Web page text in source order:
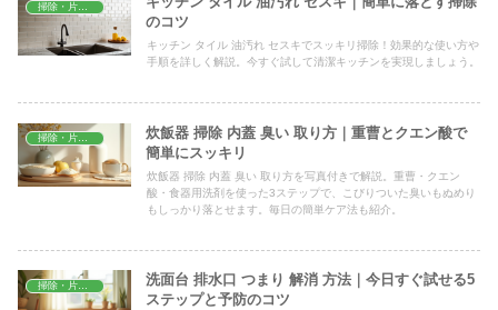
のコツ
キッチン タイル 油汚れ セスキでスッキリ掃除！効果的な使い方や
手順を詳しく解説。今すぐ試して清潔キッチンを実現しましょう。
炊飯器 掃除 内蓋 臭い 取り方｜重曹とクエン酸で
簡単にスッキリ
炊飯器 掃除 内蓋 臭い 取り方を写真付きで解説。重曹・クエン
酸・食器用洗剤を使った3ステップで、こびりついた臭いもぬめり
もしっかり落とせます。毎日の簡単ケア法も紹介。
洗面台 排水口 つまり 解消 方法｜今日すぐ試せる5
ステップと予防のコツ